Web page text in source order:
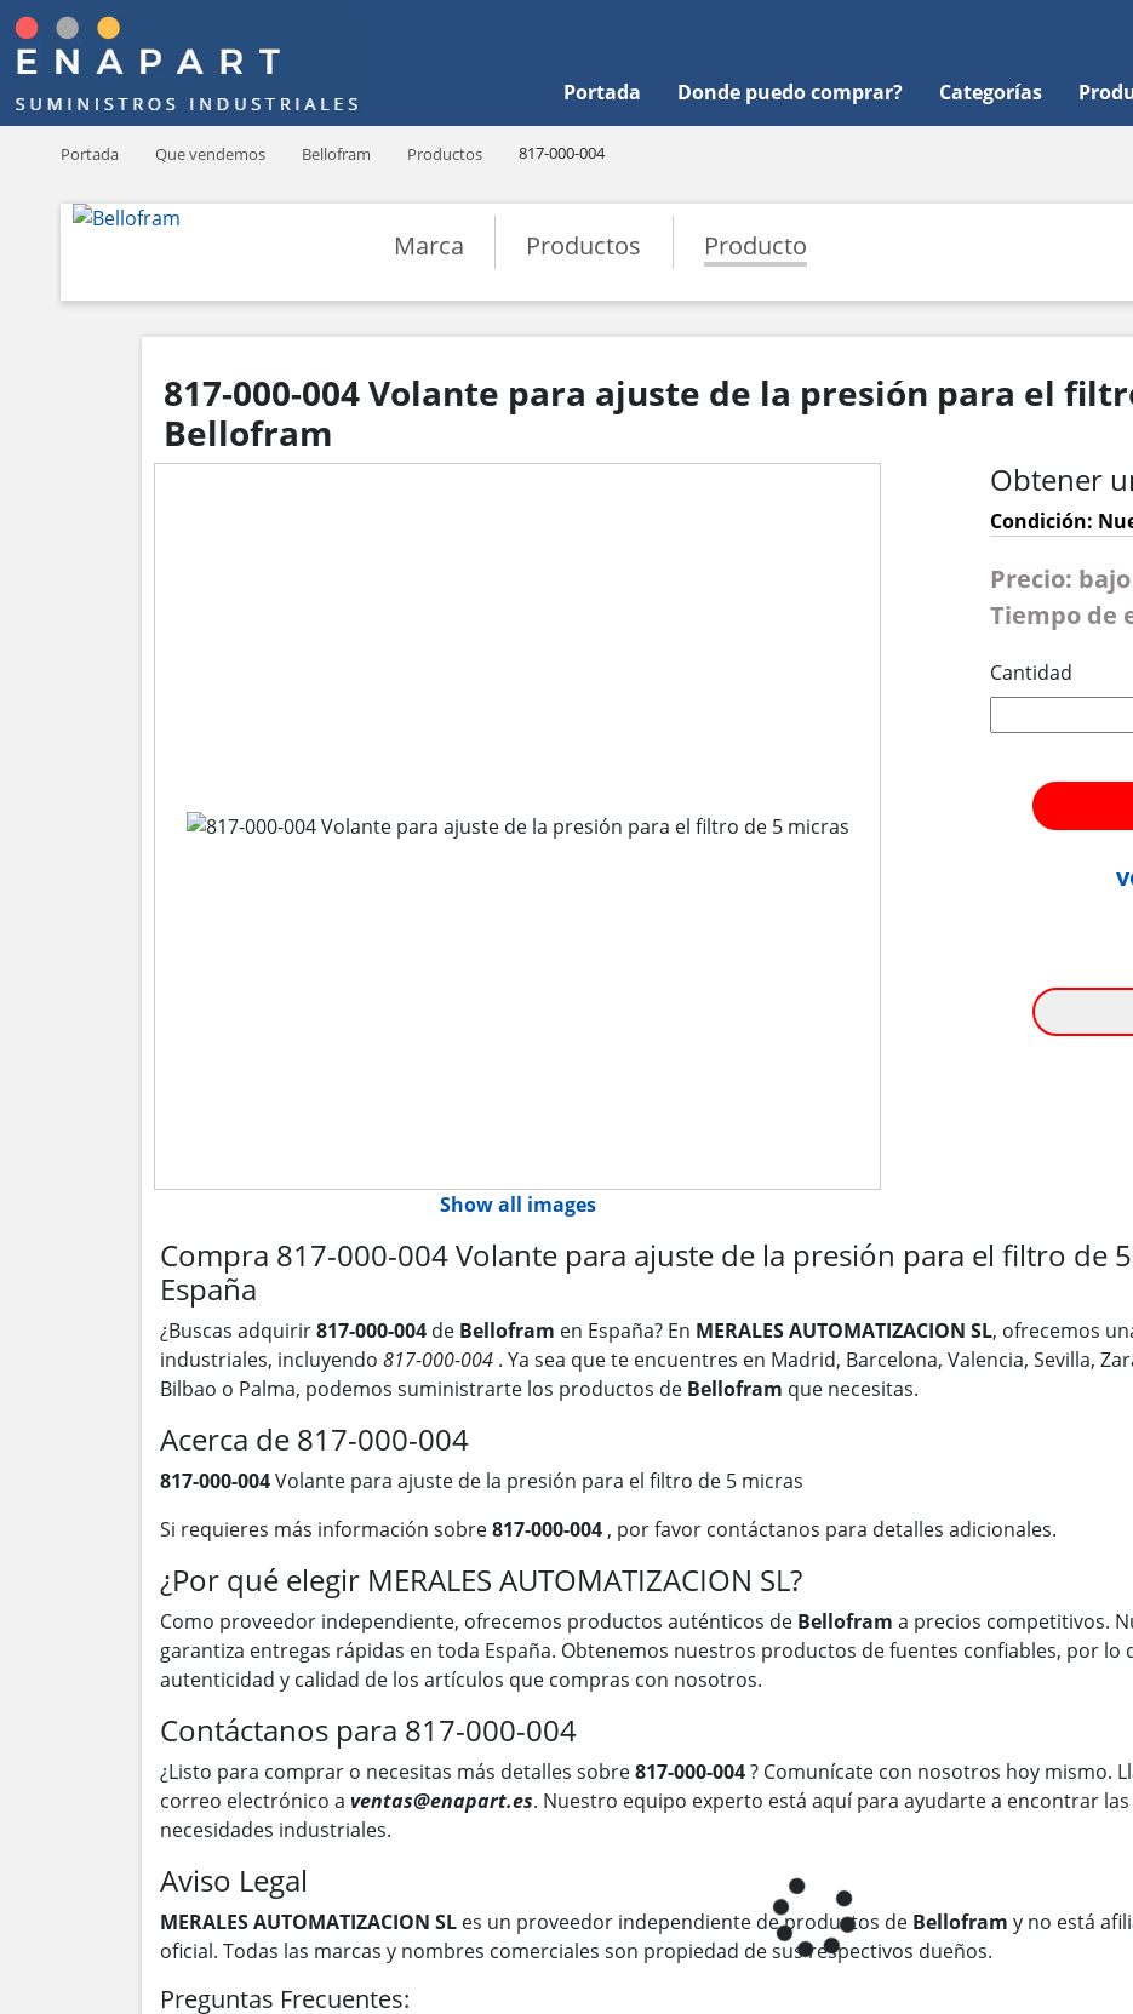
Portada Donde puedo comprar? Categorías
Portada Que vendemos Bellofram Productos 817-000-004
Marca Productos Producto
817-000-004 Volante para ajuste de la presión para el
Bellofram
Show all images
Obtener
Condición:
Precio:
Tiempo de
Cantidad
Compra 817-000-004 Volante para ajuste de la presión para el filtro de
España
¿Buscas adquirir817-000-004 de Bellofram en España? En MERALES AUTOMATIZACION SL, ofrecemos
industriales, incluyendo 817-000-004 . Ya sea que te encuentres en Madrid, Barcelona, Valencia, Sevilla,
Bilbao o Palma, podemos suministrarte los productos de Bellofram que necesitas.
Acerca de 817-000-004
817-000-004Volante para ajuste de la presión para el filtro de 5 micras
Si requieres más información sobre817-000-004 , por favor contáctanos para detalles adicionales.
¿Por qué elegir MERALES AUTOMATIZACION SL?
Como proveedor independiente, ofrecemos productos auténticos de Bellofram a precios competitivos.
garantiza entregas rápidas en toda España. Obtenemos nuestros productos de fuentes confiables, por lo
autenticidad y calidad de los artículos que compras con nosotros.
Contáctanos para 817-000-004
¿Listo para comprar o necesitas más detalles sobre817-000-004? Comunícate con nosotros hoy mismo.
correo electrónico a ventas@enapart.es. Nuestro equipo experto está aquí para ayudarte a encontrar
necesidades industriales.
Aviso Legal
MERALES AUTOMATIZACION SL es un proveedor independiente de productos de Bellofram y no está
oficial. Todas las marcas y nombres comerciales son propiedad de sus respectivos dueños.
Preguntas Frecuentes: